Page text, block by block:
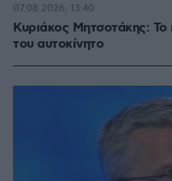
Κυριάκος Μητσοτάκης:
του αυτοκίνητο
07.08.2026, 13:40